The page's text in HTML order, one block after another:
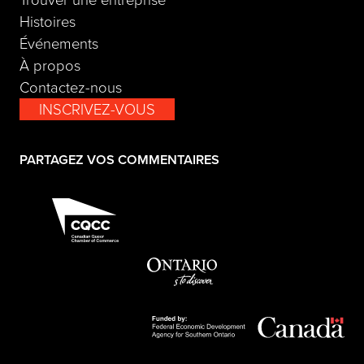
Kamloops, la Colombie-Britannique
Hébergement
Accent Inns Kelowna
VOIR LE PROFIL
Histoires
Événements
À propos
Contactez-nous
INSCRIVEZ-VOUS
PARTAGEZ VOS COMMENTAIRES